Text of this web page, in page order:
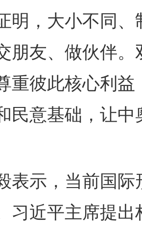
明，大小不同
朋友、做伙伴
重彼此核心利
民意基础，让
示，当前国际
习近平主席提